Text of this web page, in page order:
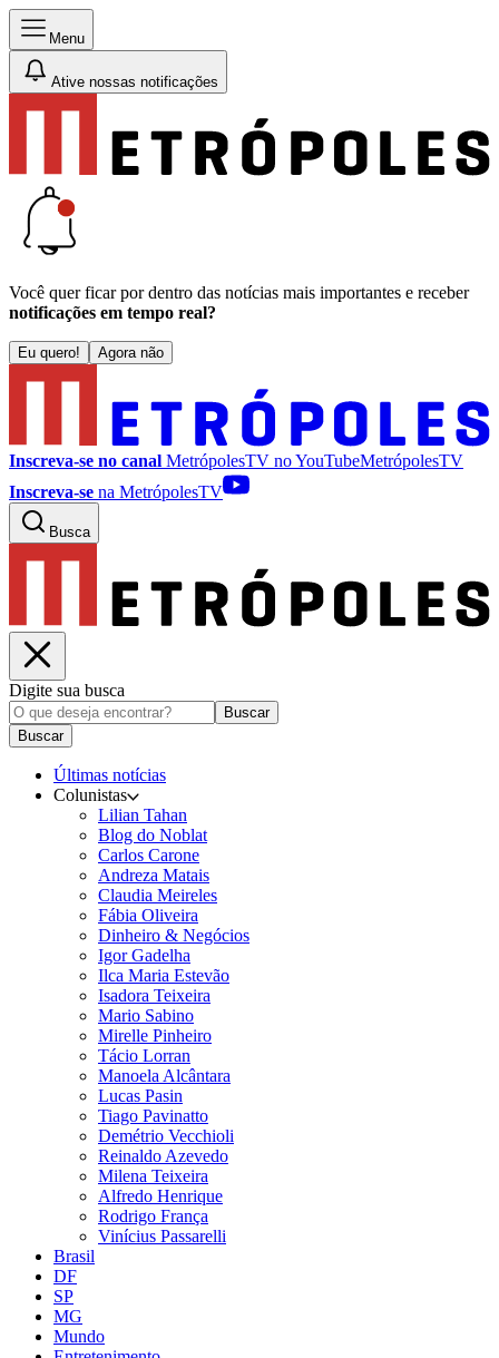
Menu
Ative nossas notificações
Você quer ficar por dentro das notícias mais importantes e receber
notificações em tempo real?
Eu quero! Agora não
Inscreva-se no canal MetrópolesTV noYouTubeMetrópolesTV
Inscreva-se na MetrópolesTV
Busca
Digite sua busca
Buscar
Buscar
Últimas notícias
Colunistas
Lilian Tahan
Blog do Noblat
Carlos Carone
Andreza Matais
Claudia Meireles
Fábia Oliveira
Dinheiro & Negócios
Igor Gadelha
Ilca Maria Estevão
Isadora Teixeira
Mario Sabino
Mirelle Pinheiro
Tácio Lorran
Manoela Alcântara
Lucas Pasin
Tiago Pavinatto
Demétrio Vecchioli
Reinaldo Azevedo
Milena Teixeira
Alfredo Henrique
Rodrigo França
Vinícius Passarelli
Brasil
DF
SP
MG
Mundo